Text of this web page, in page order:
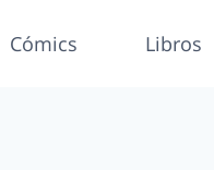
Cómics Libros